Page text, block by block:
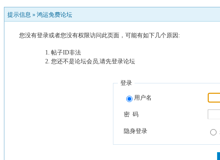
提示信息 » 鸿运免费论坛
您没有登录或者您没有权限访问此页面，可能有如下几个原因:
帖子ID非法
您还不是论坛会员,请先登录论坛
登录
用户名
密 码
隐身登录